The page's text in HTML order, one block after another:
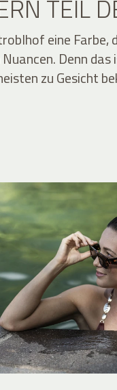
TEIL
eine Farbe,
Denn
zu Gesicht